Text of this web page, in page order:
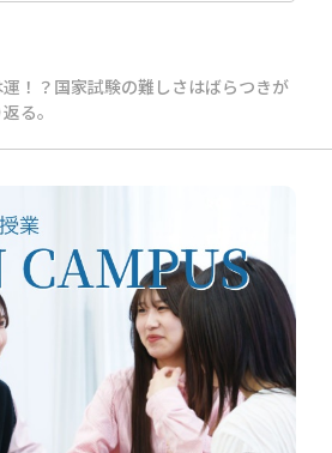
！？国家試験の難しさはばらつきが
る。